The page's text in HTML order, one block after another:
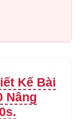
Kế Bài
Nâng